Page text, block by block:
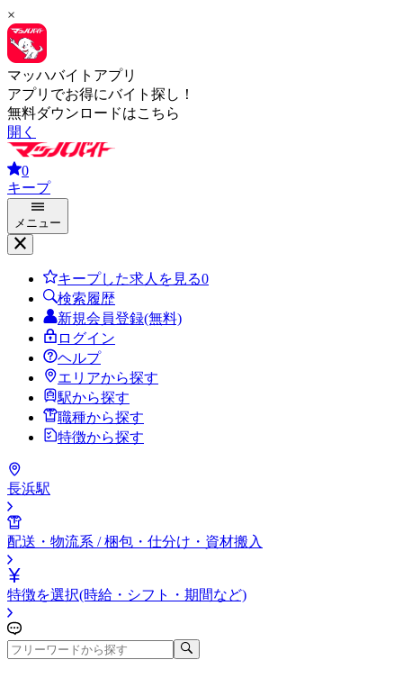
×
マッハバイトアプリ
アプリでお得にバイト探し！
無料ダウンロードはこちら
開く
0
キープ
メニュー
キープした求人を見る0
検索履歴
新規会員登録(無料)
ログイン
ヘルプ
エリアから探す
駅から探す
職種から探す
特徴から探す
長浜駅
配送・物流系 / 梱包・仕分け・資材搬入
特徴を選択(時給・シフト・期間など)